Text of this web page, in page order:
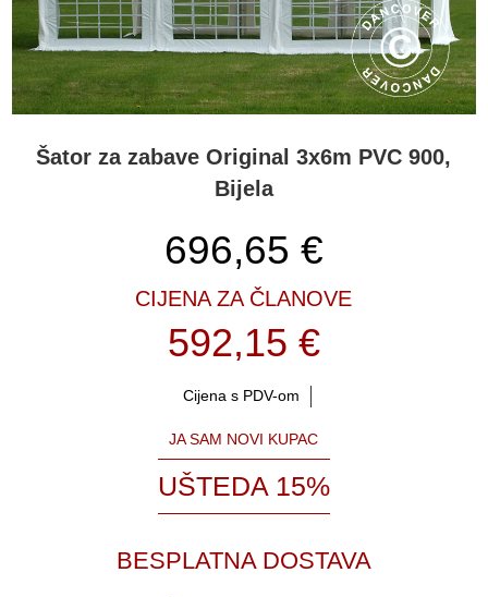
Šator za zabave Original 3x6m PVC 900,
Bijela
696,65 €
CIJENA ZA ČLANOVE
592,15 €
Cijena s PDV-om
JA SAM NOVI KUPAC
UŠTEDA 15%
BESPLATNA DOSTAVA